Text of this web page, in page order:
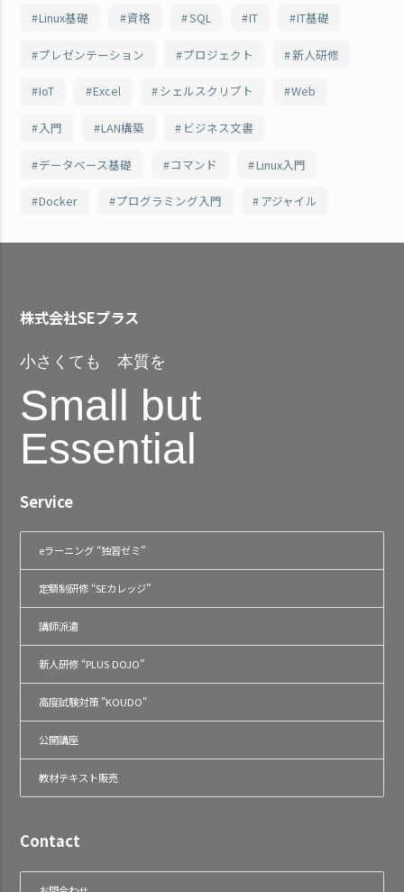
Linux基礎 資格 SQL IT IT基礎
プレゼンテーション プロジェクト 新人研修
IoT Excel シェルスクリプト Web
入門 LAN構築 ビジネス文書
データベース基礎 コマンド Linux入門
Docker プログラミング入門 アジャイル
株式会社SEプラス
小さくても 本質を
Small but
Essential
Service
eラーニング “独習ゼミ”
定額制研修 “SEカレッジ”
講師派遣
新人研修 “PLUS DOJO”
高度試験対策 "KOUDO"
公開講座
教材テキスト販売
Contact